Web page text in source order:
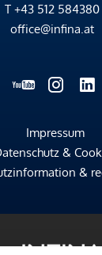
T +43 512 584380
office@infina.at
Impressum
&
&